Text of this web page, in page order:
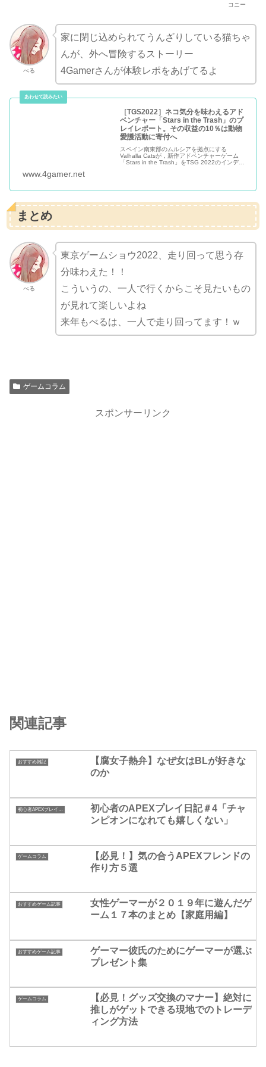
コニー
べる
家に閉じ込められてうんざりしている猫ちゃ
んが、外へ冒険するストーリー
4Gamerさんが体験レポをあげてるよ
［TGS2022］ネコ気分を味わえるアド
ベンチャー「Stars in the Trash」のプ
レイレポート。その収益の10％は動物
愛護活動に寄付へ
スペイン南東部のムルシアを拠点にする
Valhalla Catsが，新作アドベンチャーゲーム
「Stars in the Trash」をTSG 2022のインディ
www.4gamer.net
まとめ
べる
東京ゲームショウ2022、走り回って思う存
分味わえた！！
こういうの、一人で行くからこそ見たいもの
が見れて楽しいよね
来年もべるは、一人で走り回ってます！ｗ
ゲームコラム
スポンサーリンク
関連記事
おすすめ雑記
【腐女子熱弁】なぜ女はBLが好きな
のか
初心者のAPEXプレイ日記＃4「チャ
ンピオンになれても嬉しくない」
ゲームコラム
【必見！】気の合うAPEXフレンドの
作り方５選
おすすめゲーム記事
女性ゲーマーが２０１９年に遊んだゲ
ーム１７本のまとめ【家庭用編】
おすすめゲーム記事
ゲーマー彼氏のためにゲーマーが選ぶ
プレゼント集
ゲームコラム
【必見！グッズ交換のマナー】絶対に
推しがゲットできる現地でのトレーデ
ィング方法